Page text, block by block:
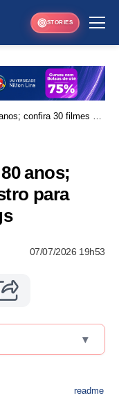
STORIES
confira 30 filmes do
anos;
para
07/07/2026 19h53
▾
readme